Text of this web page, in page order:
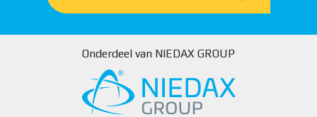
Onderdeel van NIEDAX GROUP